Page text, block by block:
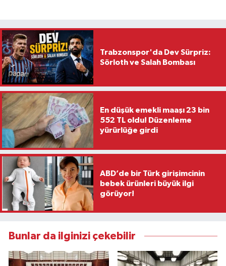
Trabzonspor'da Dev Sürpriz:
Sörloth ve Salah Bombası
En düşük emekli maaşı 23 bin
552 TL oldu! Düzenleme
yürürlüğe girdi
ABD’de bir Türk girişimcinin
bebek ürünleri büyük ilgi
görüyor!
Bunlar da ilginizi çekebilir